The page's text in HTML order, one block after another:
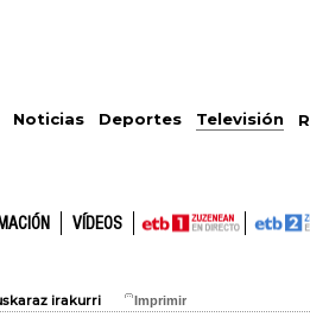
Noticias Deportes Televisión
VÍDEOS
irakurri